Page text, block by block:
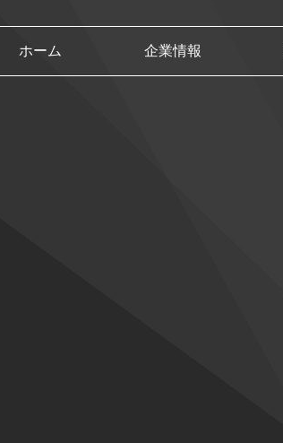
ホーム 企業情報